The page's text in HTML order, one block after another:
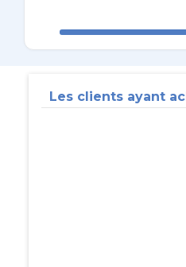
Les clients ayant